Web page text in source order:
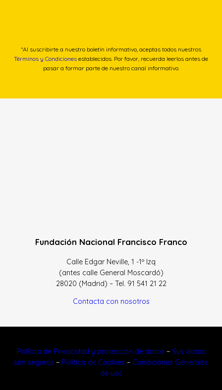
*Al suscribirte a nuestro boletín informativo, aceptas todos nuestros
Términos y Condiciones establecidos. Por favor, recuerda leerlos antes de
pasar a formar parte de nuestro canal informativo.
Fundación Nacional Francisco Franco
Calle Edgar Neville, 1 -1º Izq
(antes calle General Moscardó)
28020 (Madrid) – Tel. 91 541 21 22
Contacta con nosotros
Política de Privacidad y protección de datos – Sus datos
son seguros – Política de Cookies – Condiciones Generales
de uso